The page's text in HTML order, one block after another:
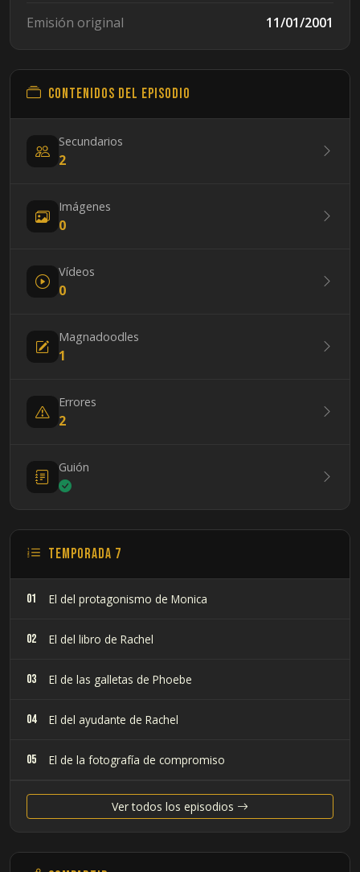
Emisión original 11/01/2001
Contenidos del episodio
Secundarios
2
Imágenes
0
Vídeos
0
Magnadoodles
1
Errores
2
Guión
Temporada 7
01 El del protagonismo de Monica
02 El del libro de Rachel
03 El de las galletas de Phoebe
04 El del ayudante de Rachel
05 El de la fotografía de compromiso
06 El de los compañeros de siesta
Ver todos los episodios